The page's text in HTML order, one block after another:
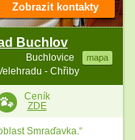
Buchlov
Buchlovice mapa
- Chřiby
Zobrazit kontakty
Ceník
ZDE
Smraďavka.“